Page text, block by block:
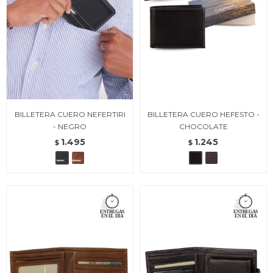
BILLETERA CUERO NEFERTIRI
- NEGRO
$ 1.495
BILLETERA CUERO HEFESTO -
CHOCOLATE
$ 1.245